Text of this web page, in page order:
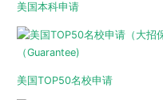
美国本科申请
美国TOP50名校申请